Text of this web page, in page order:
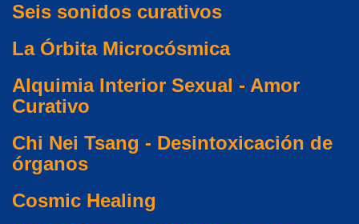
Seis sonidos curativos
La Órbita Microcósmica
Alquimia Interior Sexual - Amor
Curativo
Chi Nei Tsang - Desintoxicación de
órganos
Cosmic Healing